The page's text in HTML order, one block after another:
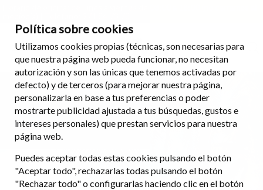
Política sobre cookies
Utilizamos cookies propias (técnicas, son necesarias para
que nuestra página web pueda funcionar, no necesitan
autorización y son las únicas que tenemos activadas por
defecto) y de terceros (para mejorar nuestra página,
personalizarla en base a tus preferencias o poder
mostrarte publicidad ajustada a tus búsquedas, gustos e
intereses personales) que prestan servicios para nuestra
página web.
Puedes aceptar todas estas cookies pulsando el botón
"Aceptar todo", rechazarlas todas pulsando el botón
"Rechazar todo" o configurarlas haciendo clic en el botón